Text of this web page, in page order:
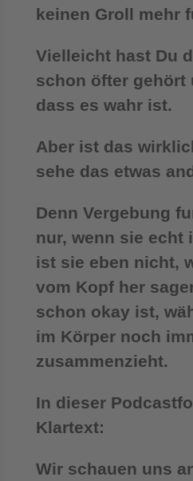
keinen Groll mehr
Vielleicht hast Du
schon öfter gehört
dass es wahr ist.
Aber ist das
sehe das etwas
Denn Vergebung
nur, wenn sie echt
ist sie eben nicht,
vom Kopf her
schon okay ist,
im Körper noch
zusammenzieht.
In dieser
Klartext:
Wir schauen uns